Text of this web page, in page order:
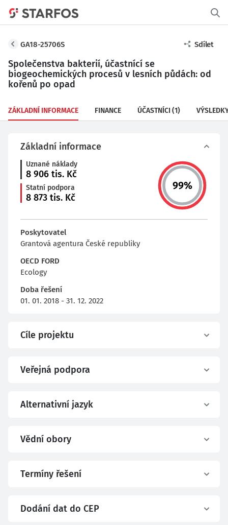
GA18-25706S Sdílet
Společenstva bakterií, účastnící se
biogeochemických procesů v lesních půdách: od
kořenů po opad
ZÁKLADNÍ INFORMACE FINANCE ÚČASTNÍCI (1)
Základní informace
Uznané náklady
8 906 tis. Kč
Statní podpora
8 873 tis. Kč
99%
Poskytovatel
Grantová agentura České republiky
OECD FORD
Ecology
Doba řešení
01. 01. 2018 - 31. 12. 2022
Cíle projektu
Veřejná podpora
Alternativní jazyk
Vědní obory
Termíny řešení
Dodání dat do CEP